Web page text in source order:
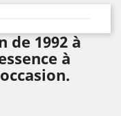
de 1992 à
à